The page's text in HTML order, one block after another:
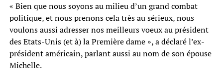
« Bien que nous soyons au milieu d’un grand combat
politique, et nous prenons cela très au sérieux, nous
voulons aussi adresser nos meilleurs voeux au président
des Etats-Unis (et à) la Première dame », a déclaré l’ex-
président américain, parlant aussi au nom de son épouse
Michelle.